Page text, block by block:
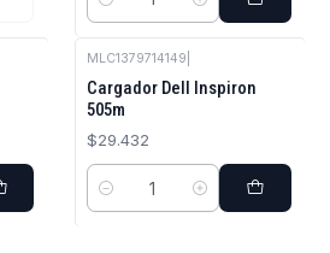
Cantidad
MLC1379714149
Cargador Dell Inspiron
505m
$29.432
Cantidad